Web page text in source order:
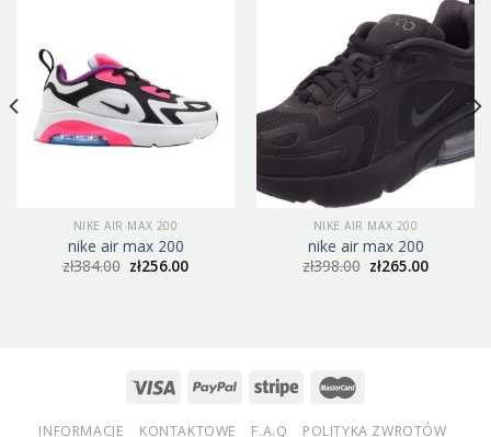
NIKE AIR MAX 200
nike air max 200
zł384.00 zł256.00
NIKE AIR MAX 200
nike air max 200
zł398.00 zł265.00
INFORMACJE KONTAKTOWE F.A.Q
POLITYKA ZWROTÓW